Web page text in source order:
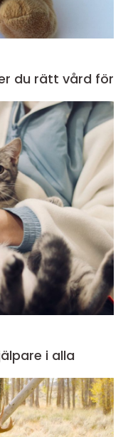
i alla